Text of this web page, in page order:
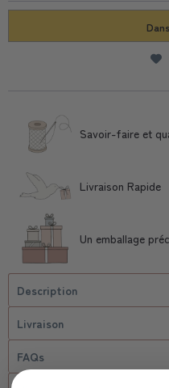
Savoir-faire et
Livraison Rapide
Un emballage
Description
Livraison
FAQs